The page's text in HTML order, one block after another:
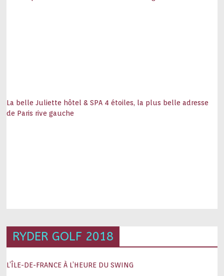
La belle Juliette hôtel & SPA 4 étoiles, la plus belle adresse
de Paris rive gauche
RYDER GOLF 2018
L’ÎLE-DE-FRANCE À L’HEURE DU SWING